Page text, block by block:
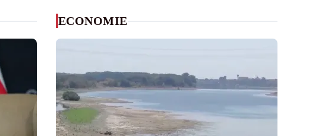
ECONOMIE